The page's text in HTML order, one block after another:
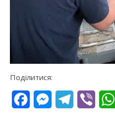
Поділитися:
FacebookMessengerTelegram
Viber